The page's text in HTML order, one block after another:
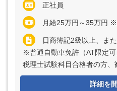
正社員
月給25万円～35万円 ※経験・能力など
日商簿記2級以上、ま
※普通自動車免許（AT限定
税理士試験科目合格者の方、
詳細を